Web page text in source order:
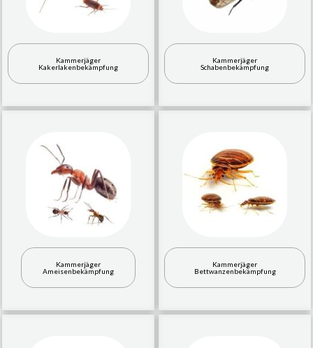
Kammerjäger
Kakerlakenbekämpfung
Kammerjäger
Schabenbekämpfung
Kammerjäger
Ameisenbekämpfung
Kammerjäger
Bettwanzenbekämpfung